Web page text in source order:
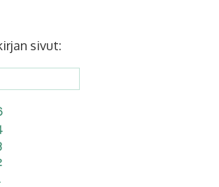
sivut: